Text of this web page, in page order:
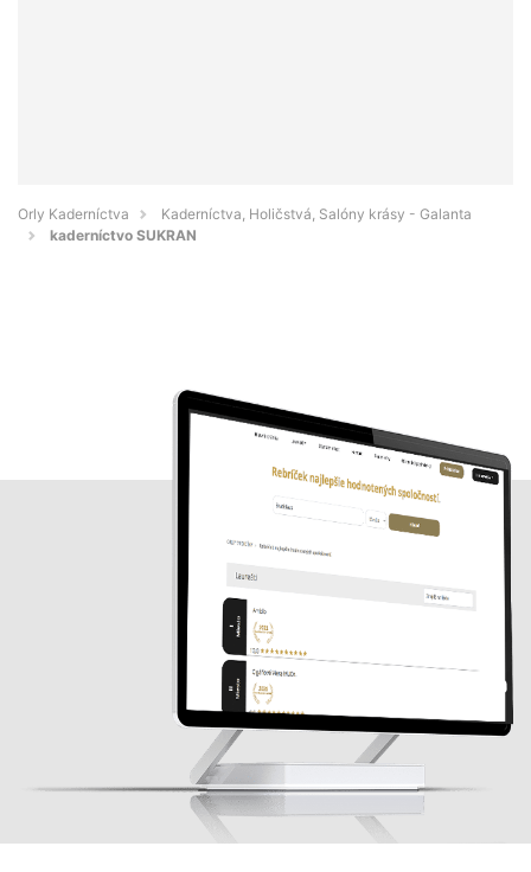
Orly Kaderníctva
Kaderníctva, Holičstvá, Salóny krásy - Galanta
kaderníctvo SUKRAN